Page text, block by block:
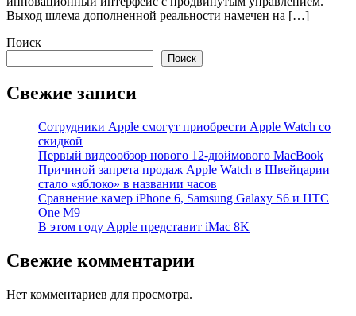
Выход шлема дополненной реальности намечен на […]
Поиск
Поиск
Свежие записи
Сотрудники Apple смогут приобрести Apple Watch со
скидкой
Первый видеообзор нового 12-дюймового MacBook
Причиной запрета продаж Apple Watch в Швейцарии
стало «яблоко» в названии часов
Cравнение камер iPhone 6, Samsung Galaxy S6 и HTC
One M9
В этом году Apple представит iMac 8K
Свежие комментарии
Нет комментариев для просмотра.